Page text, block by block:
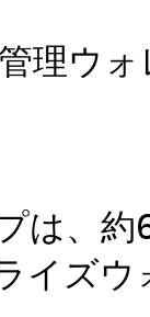
理ウ
は、
イズ